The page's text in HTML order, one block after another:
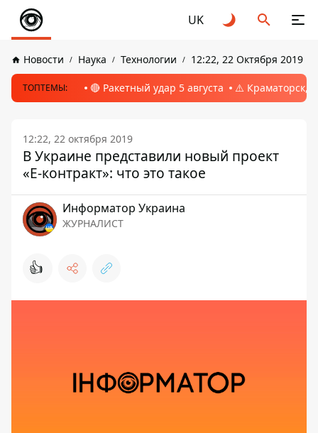
UK
Новости Наука Технологии 12:22, 22 Октября 2019
ТОПТЕМЫ: 🔴 Ракетный удар 5 августа ⚠️ Краматорск,
12:22, 22 октября 2019
В Украине представили новый проект
«Е-контракт»: что это такое
Информатор Украина
ЖУРНАЛИСТ
👍